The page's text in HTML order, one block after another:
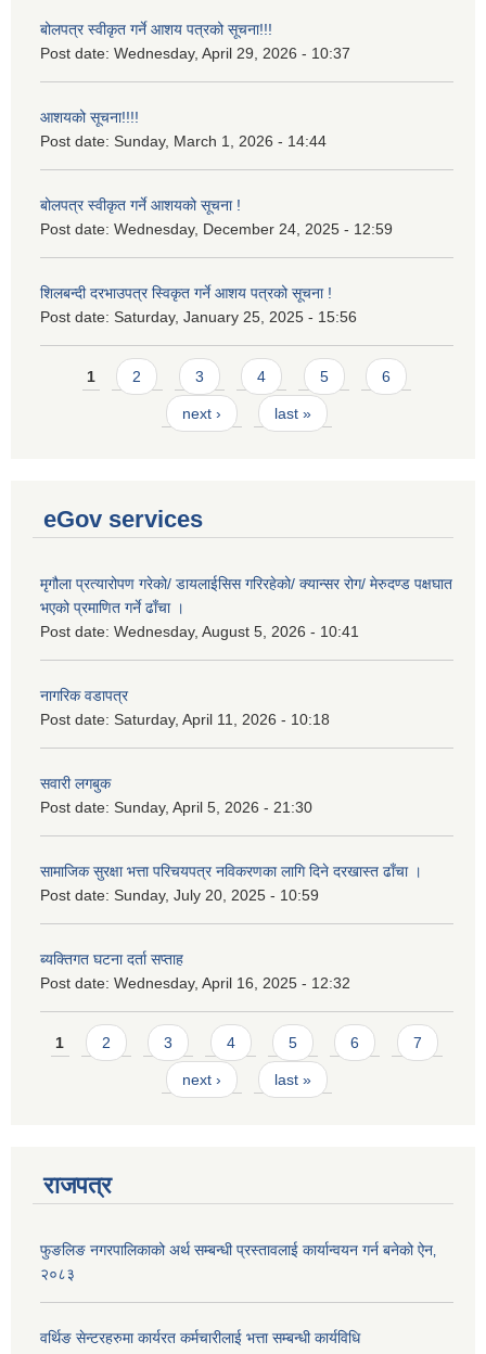
बोलपत्र स्वीकृत गर्ने आशय पत्रको सूचना!!!
Post date: Wednesday, April 29, 2026 - 10:37
आशयको सूचना!!!!
Post date: Sunday, March 1, 2026 - 14:44
बोलपत्र स्वीकृत गर्ने आशयको सूचना !
Post date: Wednesday, December 24, 2025 - 12:59
शिलबन्दी दरभाउपत्र स्विकृत गर्ने आशय पत्रको सूचना !
Post date: Saturday, January 25, 2025 - 15:56
Pages
1 2 3 4 5 6
next › last »
eGov services
मृगौला प्रत्यारोपण गरेको/ डायलाईसिस गरिरहेको/ क्यान्सर रोग/ मेरुदण्ड पक्षघात
भएको प्रमाणित गर्ने ढाँचा ।
Post date: Wednesday, August 5, 2026 - 10:41
नागरिक वडापत्र
Post date: Saturday, April 11, 2026 - 10:18
सवारी लगबुक
Post date: Sunday, April 5, 2026 - 21:30
सामाजिक सुरक्षा भत्ता परिचयपत्र नविकरणका लागि दिने दरखास्त ढाँचा ।
Post date: Sunday, July 20, 2025 - 10:59
ब्यक्तिगत घटना दर्ता सप्ताह
Post date: Wednesday, April 16, 2025 - 12:32
Pages
1 2 3 4 5 6 7
next › last »
राजपत्र
फुङलिङ नगरपालिकाको अर्थ सम्बन्धी प्रस्तावलाई कार्यान्वयन गर्न बनेको ऐन‚
२०८३
वर्थिङ सेन्टरहरुमा कार्यरत कर्मचारीलाई भत्ता सम्बन्धी कार्यविधि